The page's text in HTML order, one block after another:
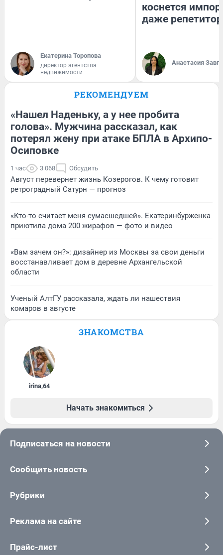
Екатерина Торопова
директор агентства
недвижимости
коснется
даже
Анастасия
РЕКОМЕНДУЕМ
«Нашел Наденьку, а у нее пробита
голова». Мужчина рассказал, как
потерял жену при атаке БПЛА в Архипо-
Осиповке
1 час 3 068 Обсудить
Август перевернет жизнь Козерогов. К чему готовит
ретроградный Сатурн — прогноз
«Кто-то считает меня сумасшедшей». Екатеринбурженка
приютила дома 200 жирафов — фото и видео
«Вам зачем он?»: дизайнер из Москвы за свои деньги
восстанавливает дом в деревне Архангельской
области
Ученый АлтГУ рассказала, ждать ли нашествия
комаров в августе
ЗНАКОМСТВА
irina,64
Начать знакомиться
Подписаться на новости
Сообщить новость
Рубрики
Реклама на сайте
Прайс-лист